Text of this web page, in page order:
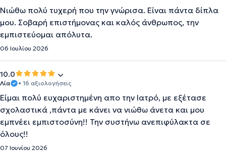
Νιώθω πολύ τυχερή που την γνώρισα. Είναι πάντα δίπλα
μου. Σοβαρή επιστήμονας και καλός άνθρωπος, την
εμπιστεύομαι απόλυτα.
06 Ιουλίου 2026
10.0
Λία • 16 αξιολογήσεις
Είμαι πολύ ευχαριστημένη απο την Ιατρό, με εξέτασε
σχολαστικά ,πάντα με κάνει να νιώθω άνετα και μου
εμπνέει εμπιστοσύνη!! Την συστήνω ανεπιφύλακτα σε
όλους!!
07 Ιουνίου 2026